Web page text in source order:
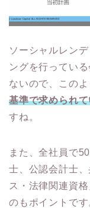
ソーシャルレン
ングを行ってい
ないので、この
基準で求められ
すね。
また、全社員で
士、公認会計士
ス・法律関連資
のもポイントです